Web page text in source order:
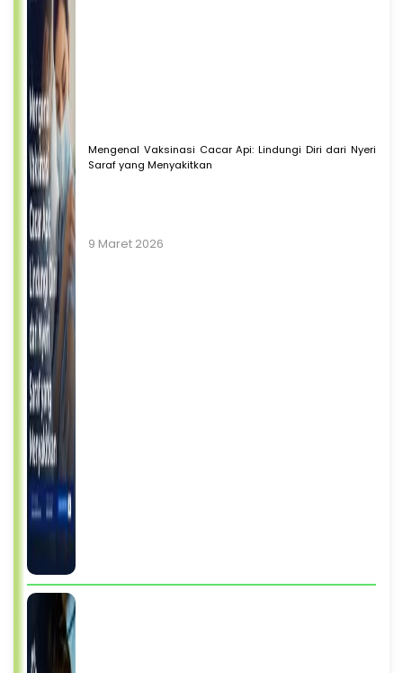
Mengenal Vaksinasi Cacar Api: Lindungi Diri dari Nyeri
Saraf yang Menyakitkan
9 Maret 2026